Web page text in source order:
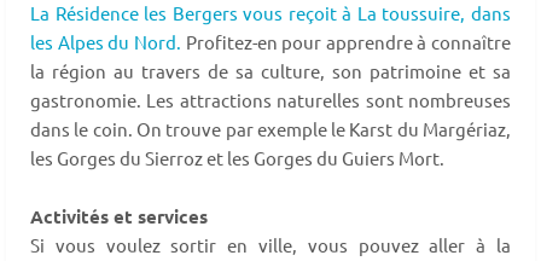
La Résidence les Bergers vous reçoit à La toussuire, dans
les Alpes du Nord. Profitez-en pour apprendre à connaître
la région au travers de sa culture, son patrimoine et sa
gastronomie. Les attractions naturelles sont nombreuses
dans le coin. On trouve par exemple le Karst du Margériaz,
les Gorges du Sierroz et les Gorges du Guiers Mort.
Activités et services
Si vous voulez sortir en ville, vous pouvez aller à la